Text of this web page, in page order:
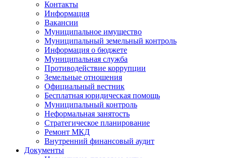
Контакты
Информация
Вакансии
Муниципальное имущество
Муниципальный земельный контроль
Информация о бюджете
Муниципальная служба
Противодействие коррупции
Земельные отношения
Официальный вестник
Бесплатная юридическая помощь
Муниципальный контроль
Неформальная занятость
Стратегическое планирование
Ремонт МКД
Внутренний финансовый аудит
Документы